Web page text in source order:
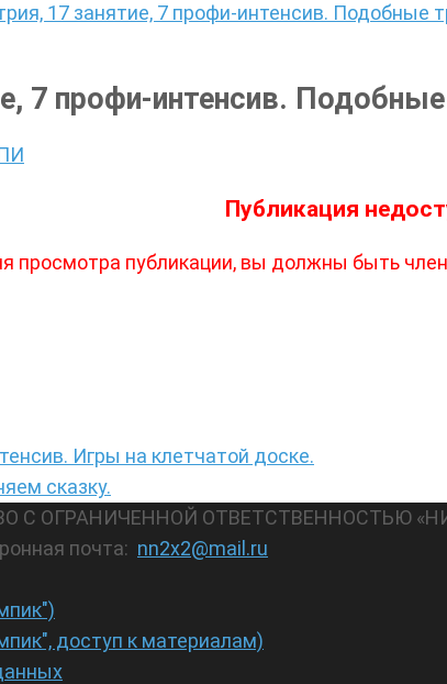
17 занятие, 7 профи-интенсив. Подобные
7 профи-интенсив. Подобные
Публикация
просмотра публикации, вы должны быть
Игры на клетчатой доске.
сказку.
С ОГРАНИЧЕННОЙ ОТВЕТСТВЕННОСТЬЮ
почта: nn2x2@mail.ru
доступ к материалам)